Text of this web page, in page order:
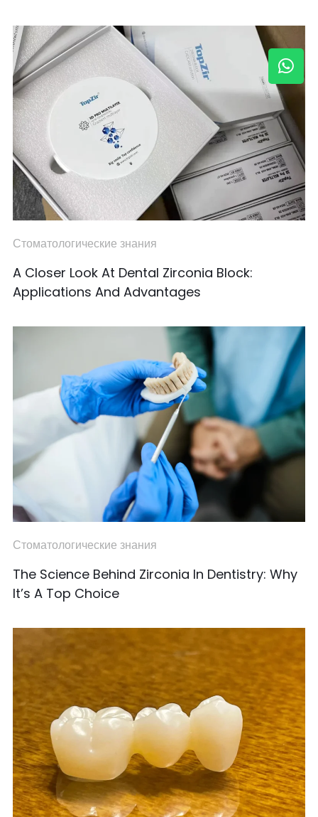
Стоматологические знания
A Closer Look At Dental Zirconia Block:
Applications And Advantages
Стоматологические знания
The Science Behind Zirconia In Dentistry: Why
It’s A Top Choice